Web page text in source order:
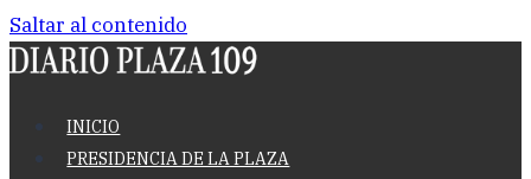
Saltar al contenido
INICIO
PRESIDENCIA DE LA PLAZA